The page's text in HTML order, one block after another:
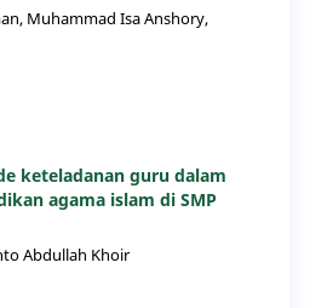
Muhammad Isa Anshory,
keteladanan guru dalam
agama islam di SMP
Abdullah Khoir